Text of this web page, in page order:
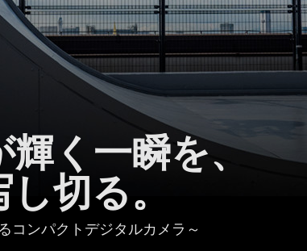
輝く一瞬を、
切る。
コンパクトデジタルカメラ～